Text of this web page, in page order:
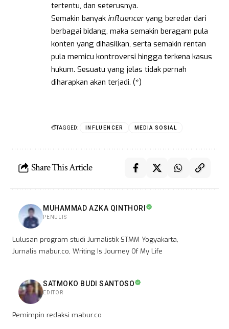
tertentu, dan seterusnya.
Semakin banyak influenceryang beredar dari
berbagai bidang, maka semakin beragam pula
konten yang dihasilkan, serta semakin rentan
pula memicu kontroversi hingga terkena kasus
hukum. Sesuatu yang jelas tidak pernah
diharapkan akan terjadi. (*)
TAGGED: INFLUENCER MEDIA SOSIAL
Share This Article
MUHAMMAD AZKA QINTHORI
PENULIS
Lulusan program studi Jurnalistik STMM Yogyakarta,
Jurnalis mabur.co, Writing Is Journey Of My Life
SATMOKO BUDI SANTOSO
EDITOR
Pemimpin redaksi mabur.co